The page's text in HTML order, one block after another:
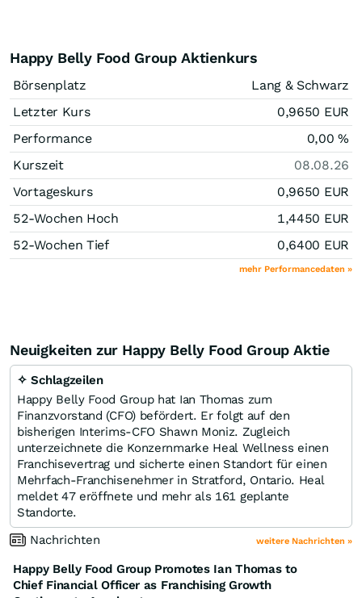
Happy Belly Food Group Aktienkurs
Börsenplatz
Lang & Schwarz
Letzter Kurs
0,9650 EUR
Performance
0,00%
Kurszeit
08.08.26
Vortageskurs
0,9650 EUR
52-Wochen Hoch
1,4450 EUR
52-Wochen Tief
0,6400 EUR
mehr Performancedaten »
Neuigkeiten zur Happy Belly Food Group Aktie
✧ Schlagzeilen
Happy Belly Food Group hat Ian Thomas zum
Finanzvorstand (CFO) befördert. Er folgt auf den
bisherigen Interims-CFO Shawn Moniz. Zugleich
unterzeichnete die Konzernmarke Heal Wellness einen
Franchisevertrag und sicherte einen Standort für einen
Mehrfach-Franchisenehmer in Stratford, Ontario. Heal
meldet 47 eröffnete und mehr als 161 geplante
Standorte.
Nachrichten
weitere Nachrichten »
Happy Belly Food Group Promotes Ian Thomas to
Chief Financial Officer as Franchising Growth